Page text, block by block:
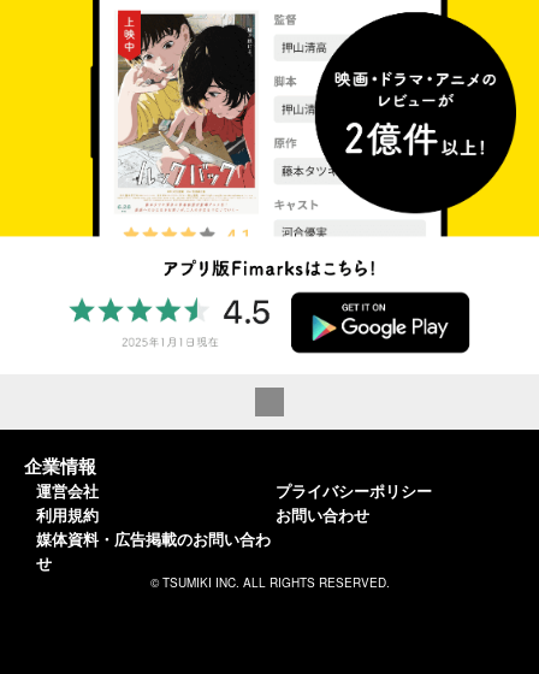
企業情報
運営会社
利用規約
媒体資料・広告掲載のお問い合わ
せ
プライバシーポリシー
お問い合わせ
© TSUMIKI INC. ALL RIGHTS RESERVED.